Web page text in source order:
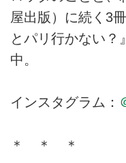
屋出版）に続く3
とパリ行かない？
中。
インスタグラム：
＊ ＊ ＊